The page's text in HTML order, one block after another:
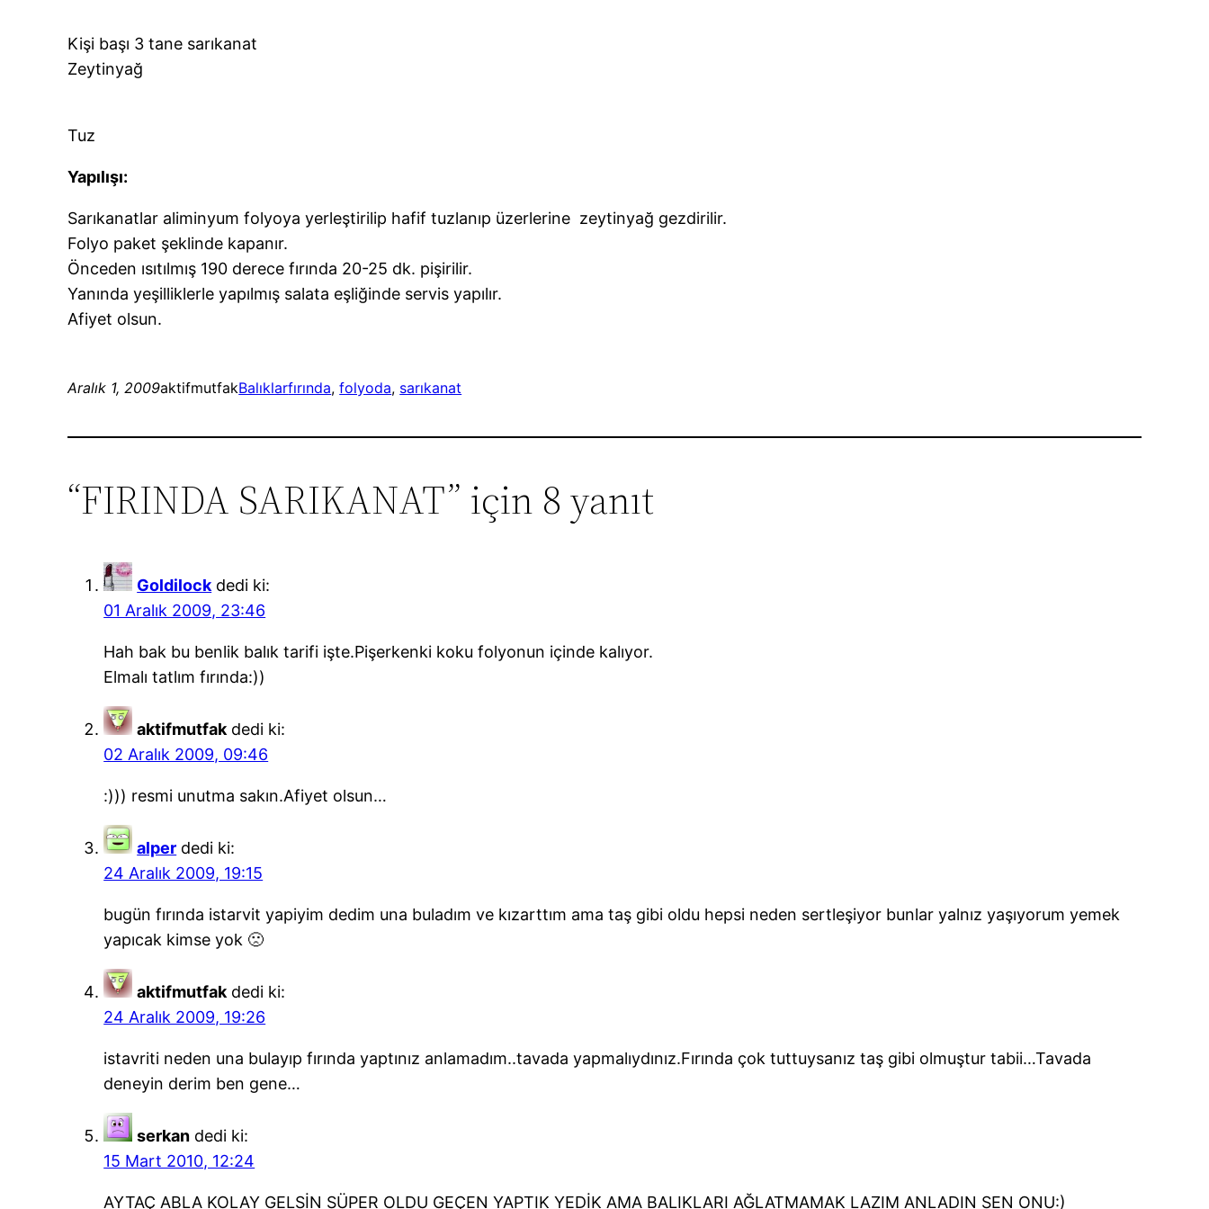
Kişi başı 3 tane sarıkanat
Zeytinyağ
Tuz
Yapılışı:
Sarıkanatlar aliminyum folyoya yerleştirilip hafif tuzlanıp üzerlerine zeytinyağ gezdirilir.
Folyo paket şeklinde kapanır.
Önceden ısıtılmış 190 derece fırında 20-25 dk. pişirilir.
Yanında yeşilliklerle yapılmış salata eşliğinde servis yapılır.
Afiyet olsun.
Aralık 1, 2009aktifmutfakBalıklarfırında, folyoda, sarıkanat
“FIRINDA SARIKANAT” için 8 yanıt
Goldilock dedi ki:
01 Aralık 2009, 23:46
Hah bak bu benlik balık tarifi işte.Pişerkenki koku folyonun içinde kalıyor.
Elmalı tatlım fırında:))
aktifmutfak dedi ki:
02 Aralık 2009, 09:46
:))) resmi unutma sakın.Afiyet olsun…
alper dedi ki:
24 Aralık 2009, 19:15
bugün fırında istarvit yapiyim dedim una buladım ve kızarttım ama taş gibi oldu hepsi neden sertleşiyor bunlar yalnız yaşıyorum yemek
yapıcak kimse yok 🙁
aktifmutfak dedi ki:
24 Aralık 2009, 19:26
istavriti neden una bulayıp fırında yaptınız anlamadım..tavada yapmalıydınız.Fırında çok tuttuysanız taş gibi olmuştur tabii…Tavada
deneyin derim ben gene…
serkan dedi ki:
15 Mart 2010, 12:24
AYTAÇ ABLA KOLAY GELSİN SÜPER OLDU GEÇEN YAPTIK YEDİK AMA BALIKLARI AĞLATMAMAK LAZIM ANLADIN SEN ONU:)